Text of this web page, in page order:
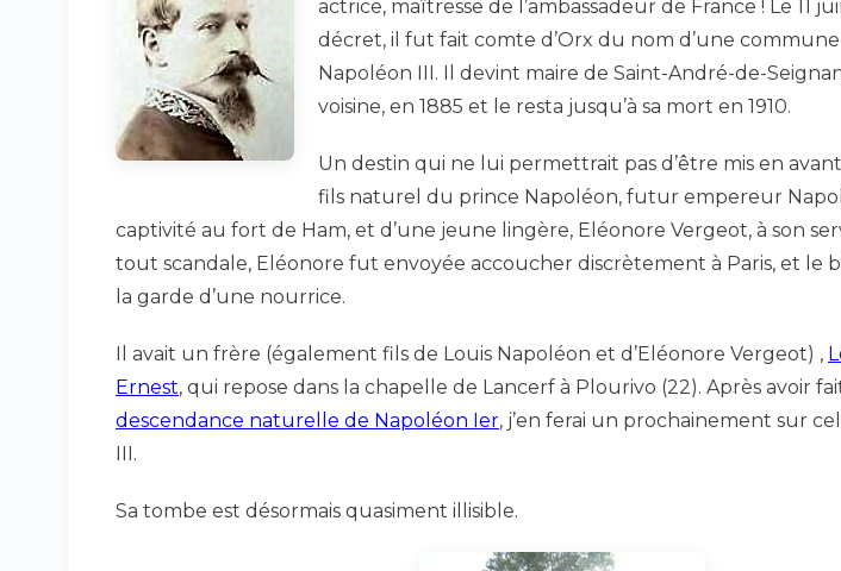
actrice, maîtresse de l’ambassadeur de France ! Le 11
décret, il fut fait comte d’Orx du nom d’une
Napoléon III. Il devint maire de Saint-André-de-
voisine, en 1885 et le resta jusqu’à sa mort en 1910.
Un destin qui ne lui permettrait pas d’être mis en avant
fils naturel du prince Napoléon, futur empereur
captivité au fort de Ham, et d’une jeune lingère, Eléonore Vergeot, à son
tout scandale, Eléonore fut envoyée accoucher discrètement à Paris, et le
la garde d’une nourrice.
Il avait un frère (également fils de Louis Napoléon et d’Eléonore Vergeot) ,
Ernest, qui repose dans la chapelle de Lancerf à Plourivo (22). Après avoir
descendance naturelle de Napoléon Ier, j’en ferai un prochainement sur
III.
Sa tombe est désormais quasiment illisible.